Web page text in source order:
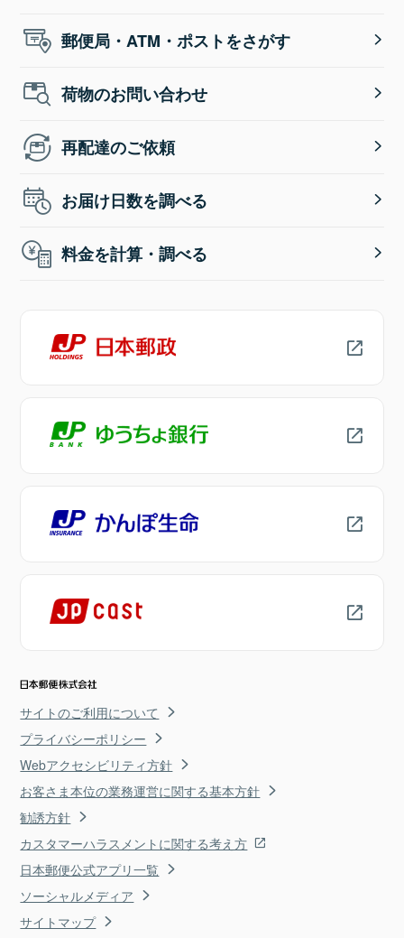
郵便局・ATM・ポストをさがす
荷物のお問い合わせ
再配達のご依頼
お届け日数を調べる
料金を計算・調べる
サイトのご利用について
プライバシーポリシー
Webアクセシビリティ方針
お客さま本位の業務運営に関する基本方針
勧誘方針
カスタマーハラスメントに関する考え方
日本郵便公式アプリ一覧
ソーシャルメディア
サイトマップ